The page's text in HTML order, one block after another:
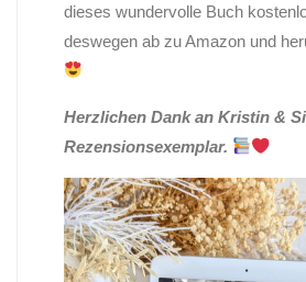
dieses wundervolle Buch
deswegen ab zu Amazon und
Herzlichen Dank an Kristin &
Rezensionsexemplar.